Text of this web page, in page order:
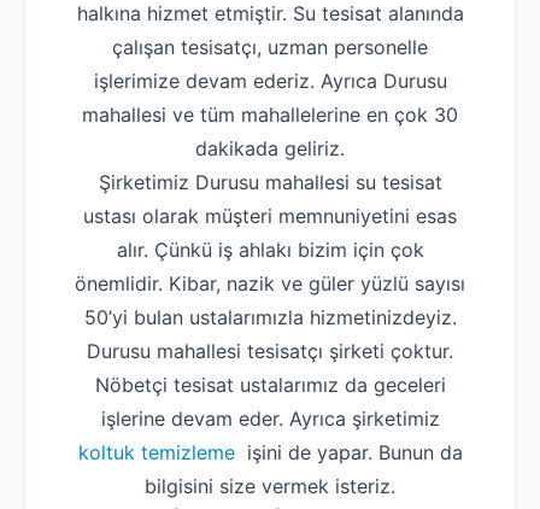
halkına hizmet etmiştir. Su tesisat alanında
çalışan tesisatçı, uzman personelle
işlerimize devam ederiz. Ayrıca Durusu
mahallesi ve tüm mahallelerine en çok 30
dakikada geliriz.
Şirketimiz Durusu mahallesi su tesisat
ustası olarak müşteri memnuniyetini esas
alır. Çünkü iş ahlakı bizim için çok
önemlidir. Kibar, nazik ve güler yüzlü sayısı
50’yi bulan ustalarımızla hizmetinizdeyiz.
Durusu mahallesi tesisatçı şirketi çoktur.
Nöbetçi tesisat ustalarımız da geceleri
işlerine devam eder. Ayrıca şirketimiz
koltuk temizlemeişini de yapar. Bunun da
bilgisini size vermek isteriz.